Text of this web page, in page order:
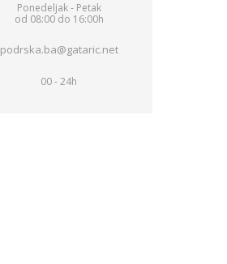
Ponedeljak - Petak
od 08:00 do 16:00h
podrska.ba@gataric.net
00 - 24h